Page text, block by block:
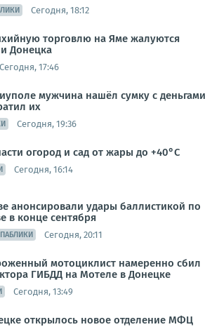
Сегодня, 18:12
торговлю на Яме жалуются
Донецка
Сегодня, 17:46
мужчина нашёл сумку с деньгами
их
Сегодня, 19:36
огород и сад от жары до +40°C
Сегодня, 16:14
анонсировали удары баллистикой по
в конце сентября
ПАБЛИКИ Сегодня, 20:11
мотоциклист намеренно сбил
ГИБДД на Мотеле в Донецке
Сегодня, 13:49
открылось новое отделение МФЦ